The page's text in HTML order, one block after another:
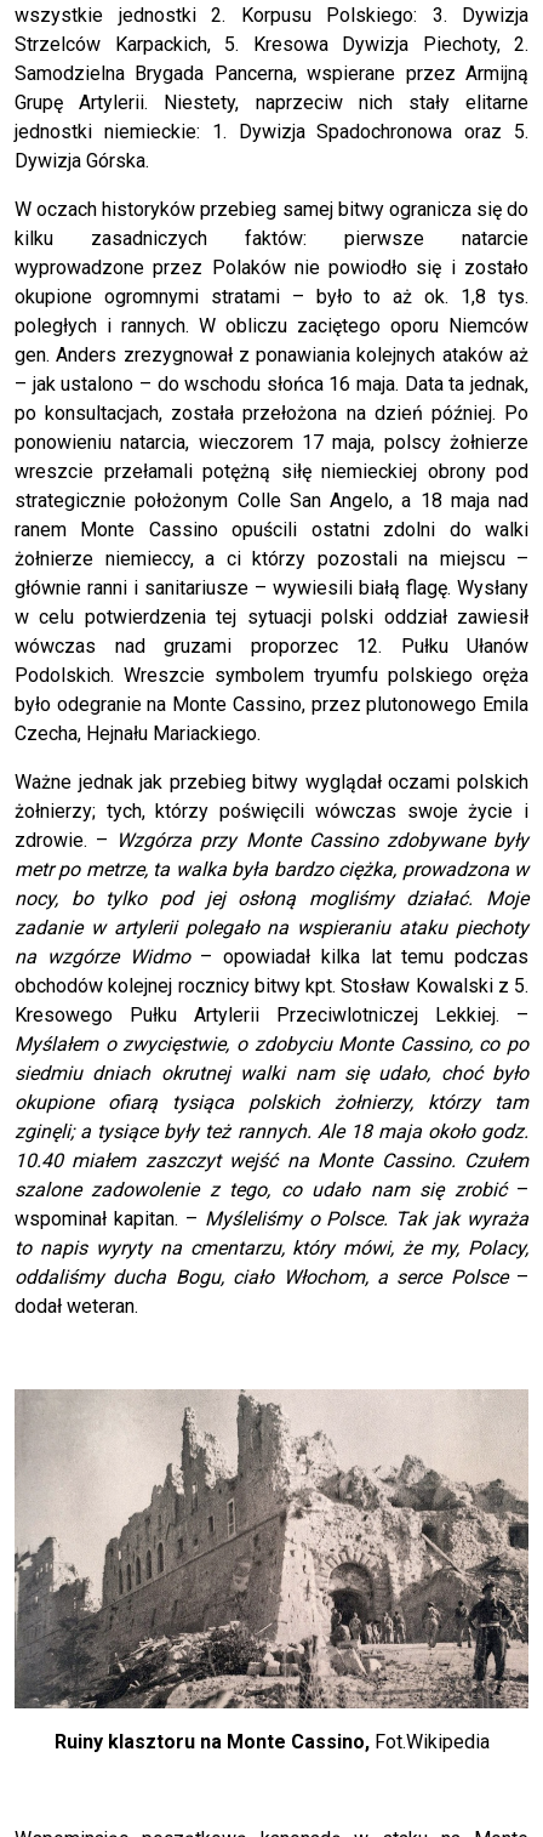
wszystkie jednostki 2. Korpusu Polskiego: 3. Dywizja
Strzelców Karpackich, 5. Kresowa Dywizja Piechoty, 2.
Samodzielna Brygada Pancerna, wspierane przez Armijną
Grupę Artylerii. Niestety, naprzeciw nich stały elitarne
jednostki niemieckie: 1. Dywizja Spadochronowa oraz 5.
Dywizja Górska.
W oczach historyków przebieg samej bitwy ogranicza się do
kilku zasadniczych faktów: pierwsze natarcie
wyprowadzone przez Polaków nie powiodło się i zostało
okupione ogromnymi stratami – było to aż ok. 1,8 tys.
poległych i rannych. W obliczu zaciętego oporu Niemców
gen. Anders zrezygnował z ponawiania kolejnych ataków aż
– jak ustalono – do wschodu słońca 16 maja. Data ta jednak,
po konsultacjach, została przełożona na dzień później. Po
ponowieniu natarcia, wieczorem 17 maja, polscy żołnierze
wreszcie przełamali potężną siłę niemieckiej obrony pod
strategicznie położonym Colle San Angelo, a 18 maja nad
ranem Monte Cassino opuścili ostatni zdolni do walki
żołnierze niemieccy, a ci którzy pozostali na miejscu –
głównie ranni i sanitariusze – wywiesili białą flagę. Wysłany
w celu potwierdzenia tej sytuacji polski oddział zawiesił
wówczas nad gruzami proporzec 12. Pułku Ułanów
Podolskich. Wreszcie symbolem tryumfu polskiego oręża
było odegranie na Monte Cassino, przez plutonowego Emila
Czecha, Hejnału Mariackiego.
Ważne jednak jak przebieg bitwy wyglądał oczami polskich
żołnierzy; tych, którzy poświęcili wówczas swoje życie i
zdrowie. – Wzgórza przy Monte Cassino zdobywane były
metr po metrze, ta walka była bardzo ciężka, prowadzona w
nocy, bo tylko pod jej osłoną mogliśmy działać. Moje
zadanie w artylerii polegało na wspieraniu ataku piechoty
na wzgórze Widmo– opowiadał kilka lat temu podczas
obchodów kolejnej rocznicy bitwy kpt. Stosław Kowalski z 5.
Kresowego Pułku Artylerii Przeciwlotniczej Lekkiej. –
Myślałem o zwycięstwie, o zdobyciu Monte Cassino, co po
siedmiu dniach okrutnej walki nam się udało, choć było
okupione ofiarą tysiąca polskich żołnierzy, którzy tam
zginęli; a tysiące były też rannych. Ale 18 maja około godz.
10.40 miałem zaszczyt wejść na Monte Cassino. Czułem
szalone zadowolenie z tego, co udało nam się zrobić–
wspominał kapitan. – Myśleliśmy o Polsce. Tak jak wyraża
to napis wyryty na cmentarzu, który mówi, że my, Polacy,
oddaliśmy ducha Bogu, ciało Włochom, a serce Polsce –
dodał weteran.
Ruiny klasztoru na Monte Cassino,Fot.Wikipedia